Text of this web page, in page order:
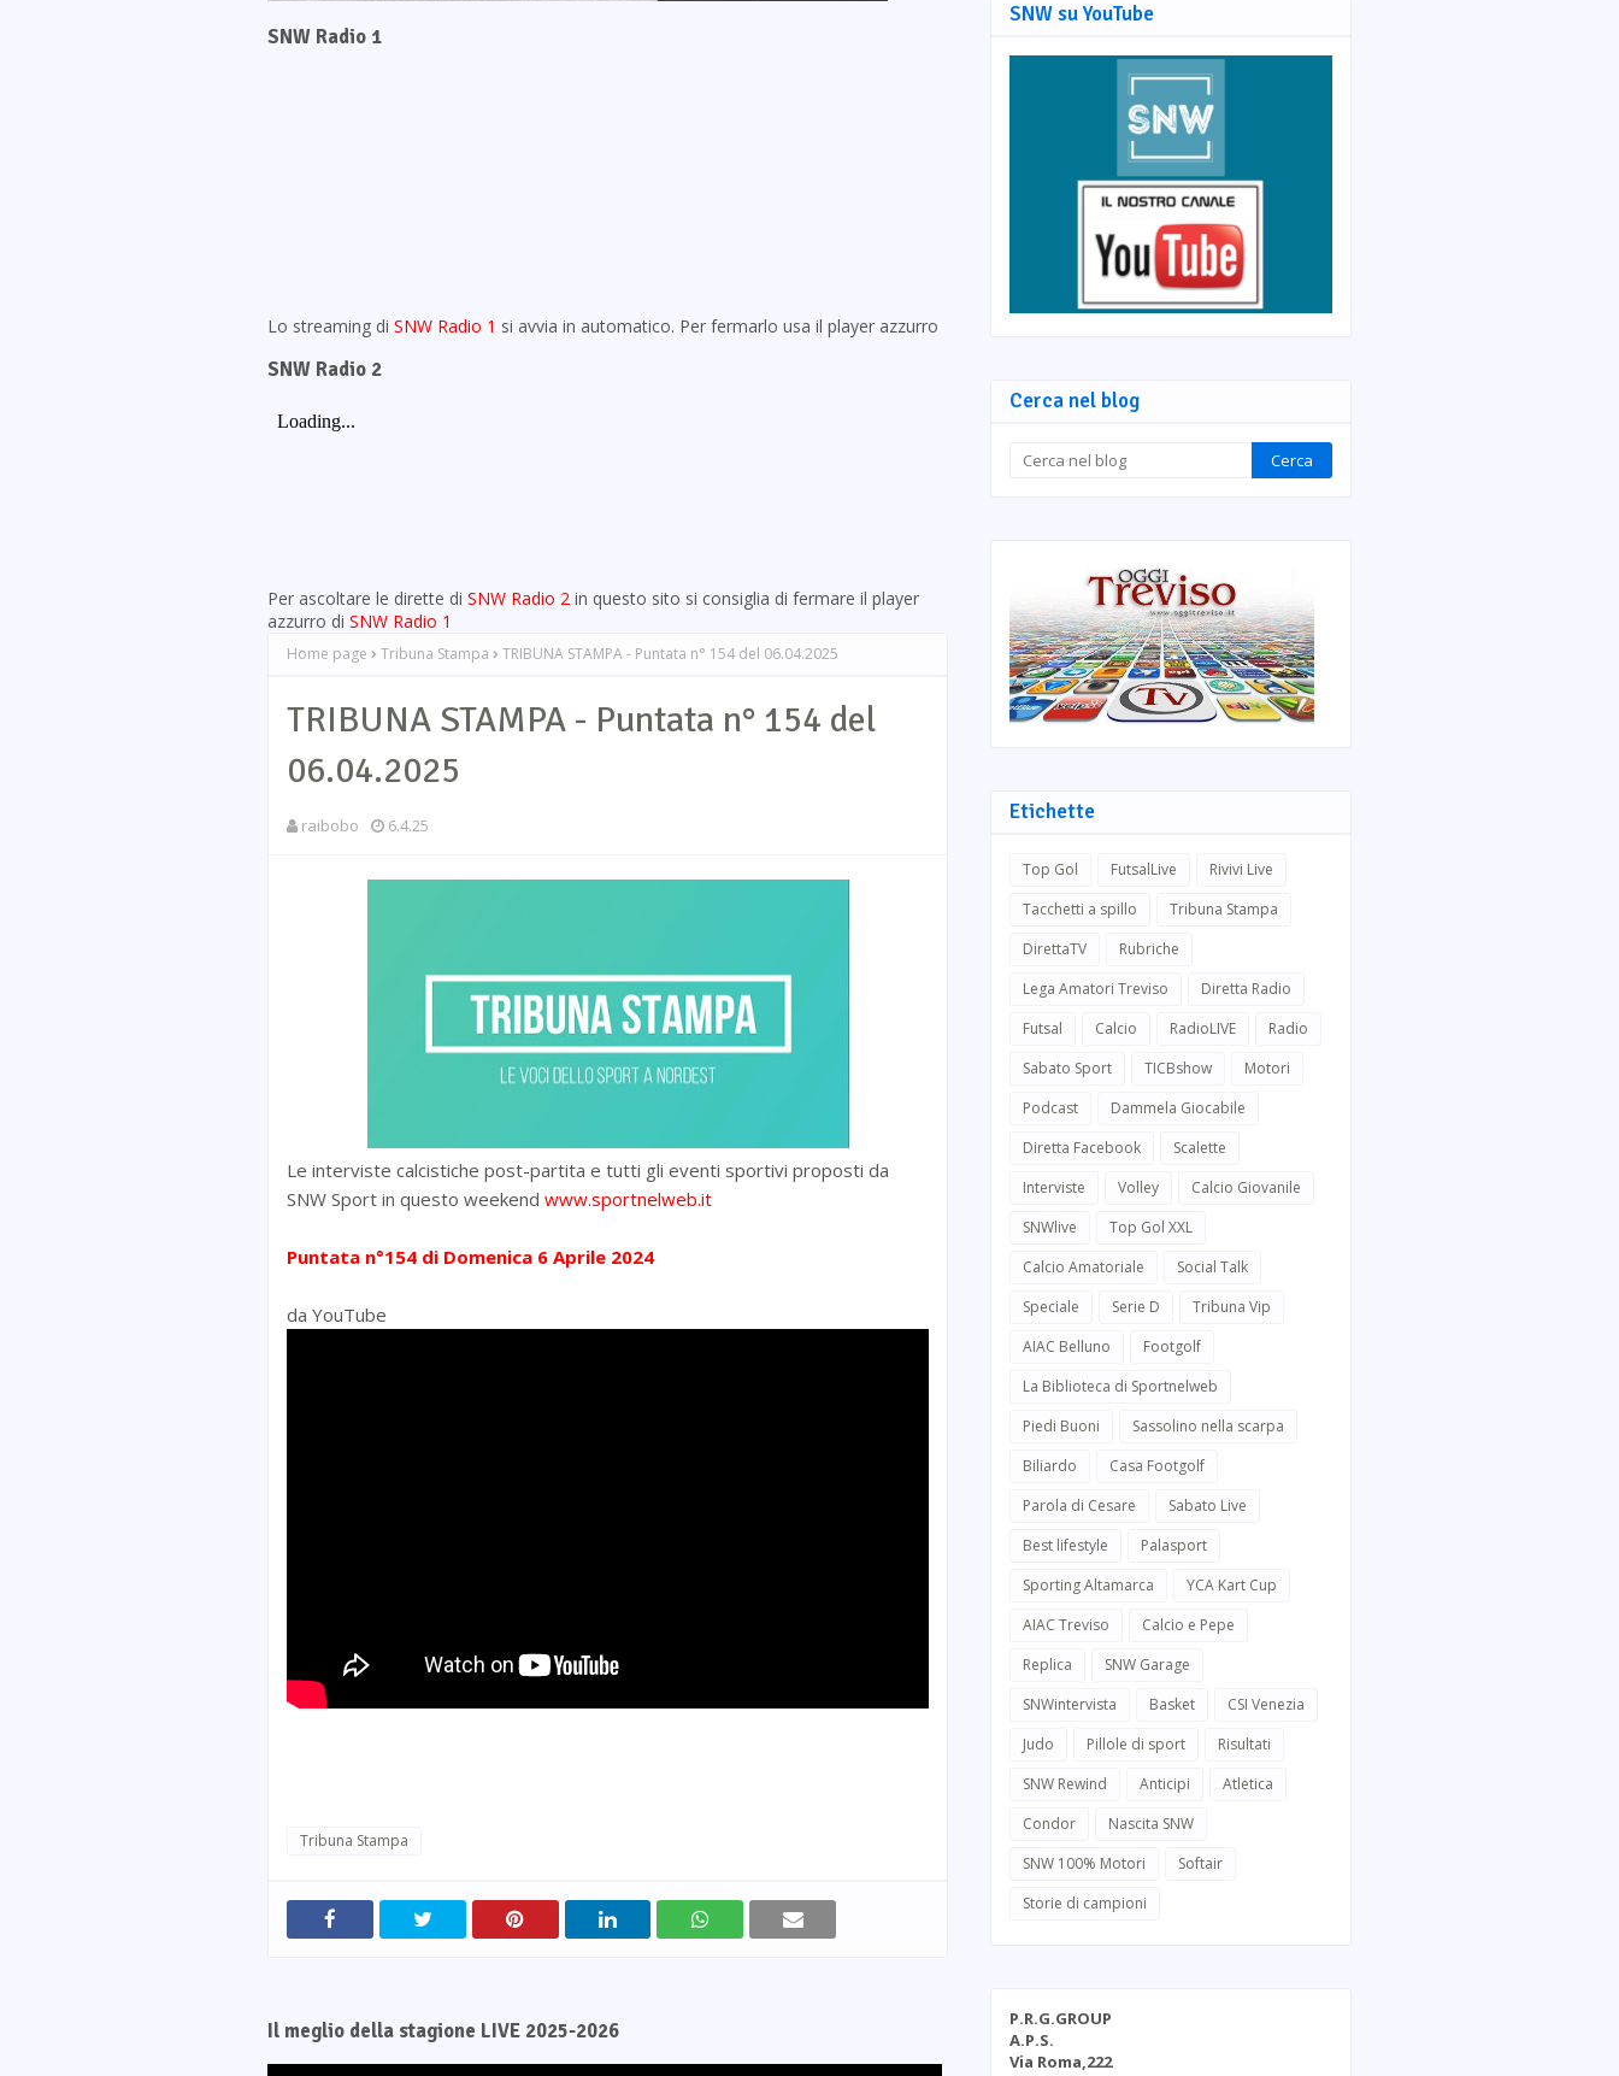
SNW Radio 1
Lo streaming di SNW Radio 1 si avvia in automatico. Per fermarlo usa il player azzurro
SNW Radio 2
Per ascoltare le dirette di SNW Radio 2 in questo sito si consiglia di fermare il player
azzurro di SNW Radio 1
Home page Tribuna Stampa TRIBUNA STAMPA - Puntata n° 154 del 06.04.2025
TRIBUNA STAMPA - Puntata n° 154 del
06.04.2025
raibobo 6.4.25
Le interviste calcistiche post-partita e tutti gli eventi sportivi proposti da
SNW Sport in questo weekend www.sportnelweb.it
Puntata n°154 di Domenica 6 Aprile 2024
da YouTube
Tribuna Stampa
Il meglio della stagione LIVE 2025-2026
SNW su YouTube
Cerca nel blog
Etichette
Top Gol FutsalLive
Rivivi Live
Tacchetti a spillo
Tribuna Stampa
DirettaTV
Rubriche
Lega Amatori Treviso
Diretta Radio
Futsal
Calcio RadioLIVE
Radio
Sabato Sport
TICBshow
Motori
Podcast
Dammela Giocabile
Diretta Facebook
Scalette
Interviste
Volley
Calcio Giovanile
SNWlive
Top Gol XXL
Calcio Amatoriale
Social Talk
Speciale
Serie D
Tribuna Vip
AIAC Belluno
Footgolf
La Biblioteca di Sportnelweb
Piedi Buoni
Sassolino nella scarpa
Biliardo
Casa Footgolf
Parola di Cesare
Sabato Live
Best lifestyle
Palasport
Sporting Altamarca
YCA Kart Cup
AIAC Treviso
Calcio e Pepe
Replica
SNW Garage
SNWintervista
Basket
CSI Venezia
Judo
Pillole di sport
Risultati
SNW Rewind
Anticipi
Atletica
Condor
Nascita SNW
SNW 100% Motori
Softair
Storie di campioni
P.R.G.GROUP
A.P.S.
Via Roma,222